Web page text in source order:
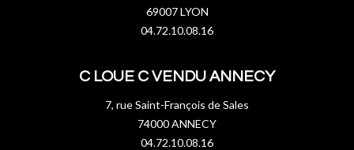
69007 LYON
04.72.10.08.16
C LOUE C VENDU ANNECY
7, rue Saint-François de Sales
74000 ANNECY
04.72.10.08.16